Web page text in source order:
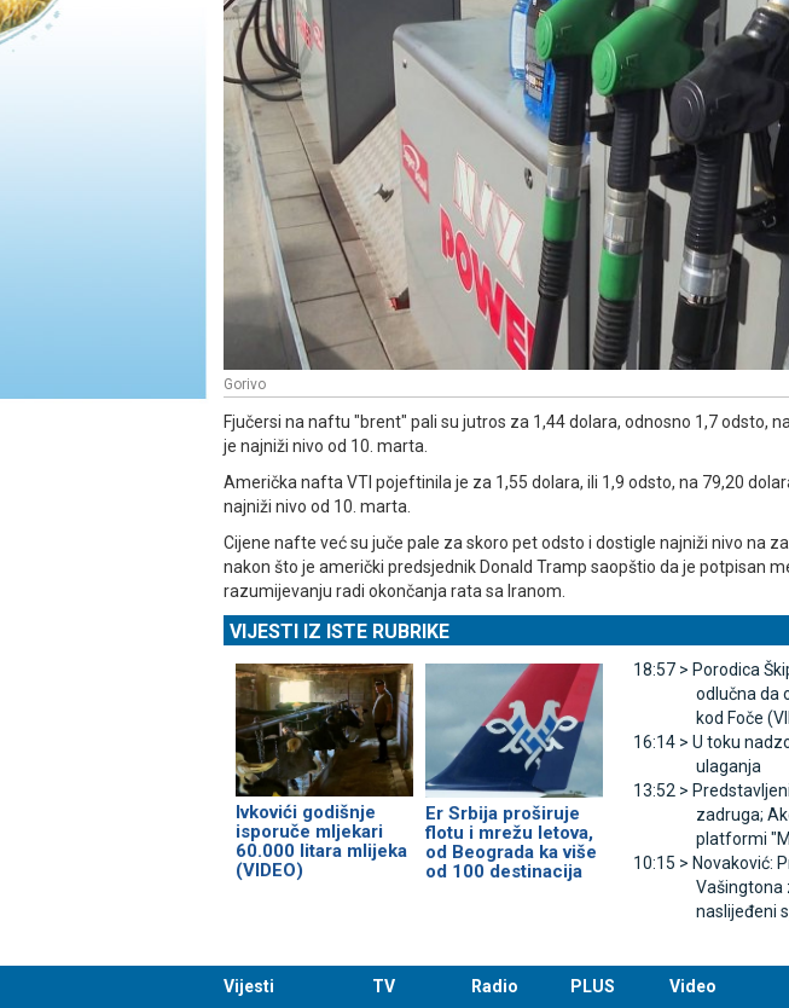
Gorivo
Fjučersi na naftu "brent" pali su jutros za 1,44 dolara, odnosno 1,7 odsto,
je najniži nivo od 10. marta.
Američka nafta VTI pojeftinila je za 1,55 dolara, ili 1,9 odsto, na 79,20
najniži nivo od 10. marta.
Cijene nafte već su juče pale za skoro pet odsto i dostigle najniži nivo na
nakon što je američki predsjednik Donald Tramp saopštio da je potpisan
razumijevanju radi okončanja rata sa Iranom.
VIJESTI IZ ISTE RUBRIKE
Ivkovići godišnje
isporuče mljekari
60.000 litara mlijeka
(VIDEO)
Er Srbija proširuje
flotu i mrežu letova,
od Beograda ka više
od 100 destinacija
18:57 > Porodica
odlučna da
kod Foče
16:14 > U toku
ulaganja
13:52 >
zadruga;
platformi
10:15 > Novaković:
Vašingtona
naslijeđeni
Vijesti TV Radio PLUS Video